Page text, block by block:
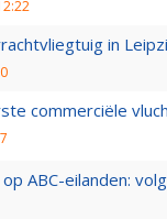
in
commerciële
ABC-eilanden: